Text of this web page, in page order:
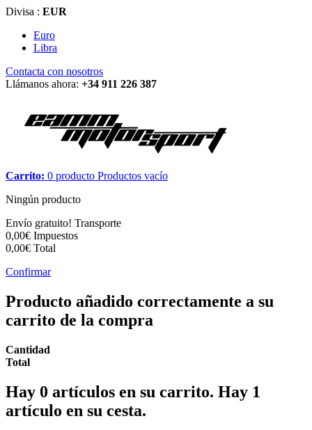
Divisa : EUR
Euro
Libra
Contacta con nosotros
Llámanos ahora: +34 911 226 387
Carrito: 0 producto Productos vacío
Ningún producto
Envío gratuito! Transporte
0,00€ Impuestos
0,00€ Total
Confirmar
Producto añadido correctamente a su
carrito de la compra
Cantidad
Total
Hay 0 artículos en su carrito. Hay 1
artículo en su cesta.